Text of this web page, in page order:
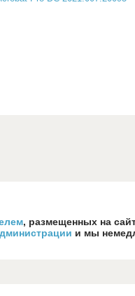
, размещенных на
и мы